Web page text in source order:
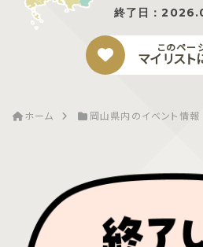
終了日：
このペー
マイリスト
ホーム 岡山県内のイベント情報